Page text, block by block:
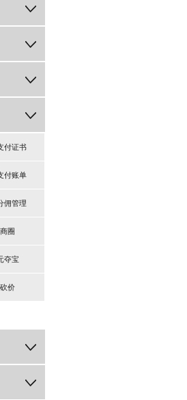
付证书
付账单
佣管理
圈
夺宝
价